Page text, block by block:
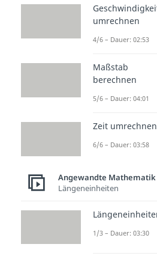
Welche der
das gleiche
40% von
Antwort: 1.
umrechnen
4/6 – Dauer: 02:53
Maßstab
berechnen
5/6 – Dauer: 04:01
Zeit umrechnen
6/6 – Dauer: 03:58
Angewandte Mathematik
Längeneinheiten
1/3 – Dauer: 03:30